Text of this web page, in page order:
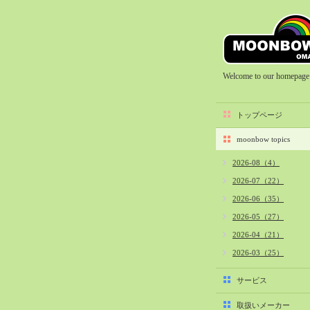
Welcome to our homepage
トップページ
moonbow topics
2026-08（4）
2026-07（22）
2026-06（35）
2026-05（27）
2026-04（21）
2026-03（25）
2026-02（22）
2025-12（34）
サービス
取扱いメーカー